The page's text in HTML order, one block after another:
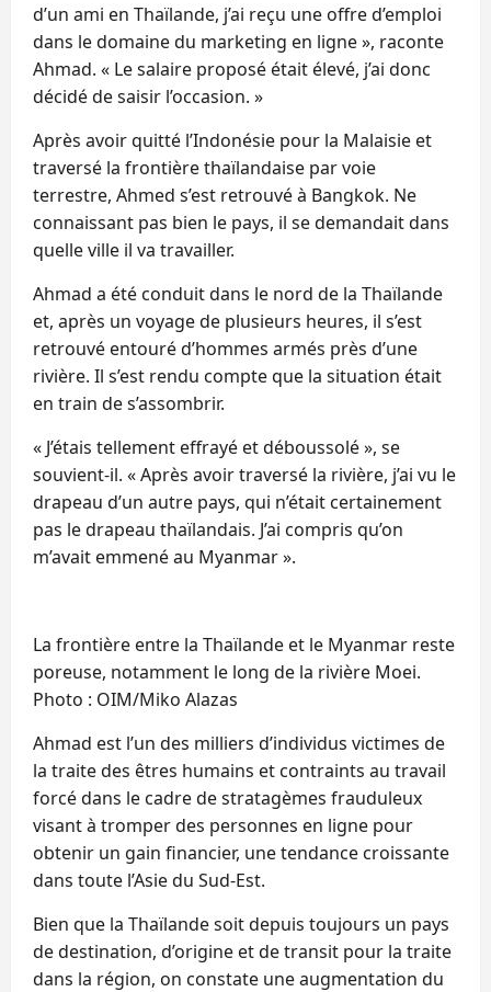
d’un ami en Thaïlande, j’ai reçu une offre d’emploi
dans le domaine du marketing en ligne », raconte
Ahmad. « Le salaire proposé était élevé, j’ai donc
décidé de saisir l’occasion. »
Après avoir quitté l’Indonésie pour la Malaisie et
traversé la frontière thaïlandaise par voie
terrestre, Ahmed s’est retrouvé à Bangkok. Ne
connaissant pas bien le pays, il se demandait dans
quelle ville il va travailler.
Ahmad a été conduit dans le nord de la Thaïlande
et, après un voyage de plusieurs heures, il s’est
retrouvé entouré d’hommes armés près d’une
rivière. Il s’est rendu compte que la situation était
en train de s’assombrir.
« J’étais tellement effrayé et déboussolé », se
souvient-il. « Après avoir traversé la rivière, j’ai vu le
drapeau d’un autre pays, qui n’était certainement
pas le drapeau thaïlandais. J’ai compris qu’on
m’avait emmené au Myanmar ».
La frontière entre la Thaïlande et le Myanmar reste
poreuse, notamment le long de la rivière Moei.
Photo : OIM/Miko Alazas
Ahmad est l’un des milliers d’individus victimes de
la traite des êtres humains et contraints au travail
forcé dans le cadre de stratagèmes frauduleux
visant à tromper des personnes en ligne pour
obtenir un gain financier, une tendance croissante
dans toute l’Asie du Sud-Est.
Bien que la Thaïlande soit depuis toujours un pays
de destination, d’origine et de transit pour la traite
dans la région, on constate une augmentation du